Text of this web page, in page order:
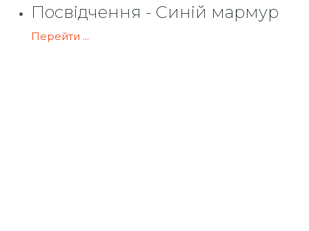
Посвідчення - Синій мармур
Перейти ...